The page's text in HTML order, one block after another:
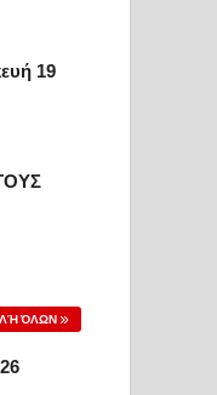
19
ΌΛΩΝ